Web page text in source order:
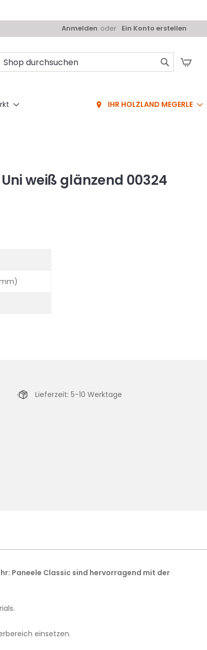
Anmelden Ein Konto erstellen
IHR HOLZLAND MEGERLE
weiß glänzend 00324
Lieferzeit: 5-10 Werktage
Paneele Classic sind hervorragend mit der
einsetzen.